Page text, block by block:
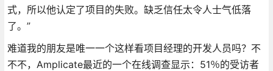
式，所以他认定了项目的失败。缺乏信任太令人士气低落
了。”
难道我的朋友是唯一一个这样看项目经理的开发人员吗？不
不不，Amplicate最近的一个在线调查显示：51％的受访者